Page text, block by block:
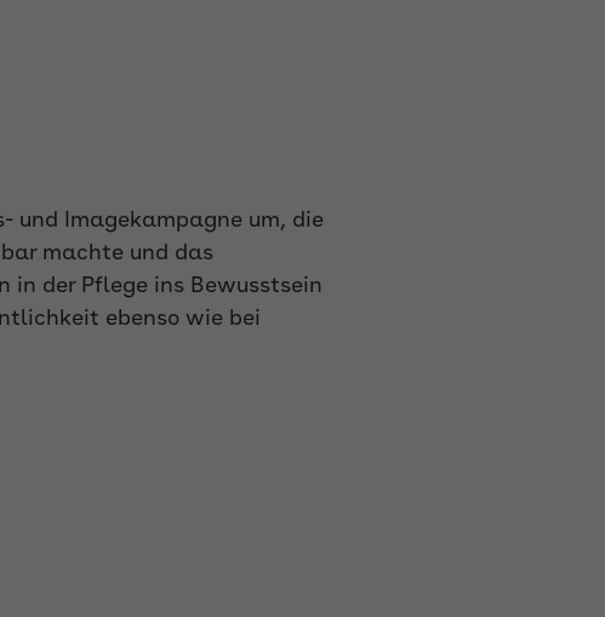
und Imagekampagne um, die
machte und das
in der Pflege ins Bewusstsein
ebenso wie bei